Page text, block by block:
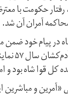
رفتار حکومت با
آمران آن شد.
قوا شاه بود و
و